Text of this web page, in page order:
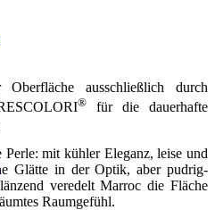
ausschließlich durch
®für die dauerhafte
mit kühler Eleganz, leise und
Glätte in der Optik, aber pudrig-
veredelt Marroc die Fläche
Raumgefühl.